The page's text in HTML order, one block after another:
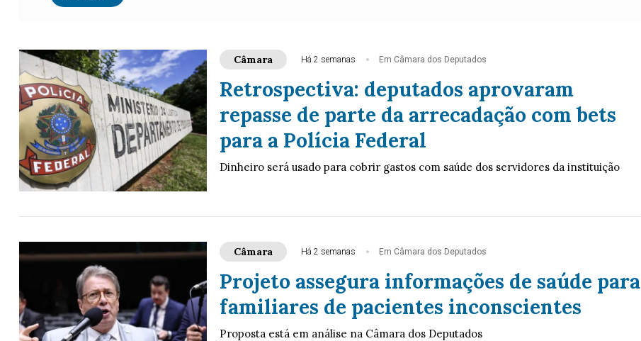
Câmara Há 2 semanas Em Câmara dos Deputados
Retrospectiva: deputados aprovaram
repasse de parte da arrecadação com bets
para a Polícia Federal
Dinheiro será usado para cobrir gastos com saúde dos servidores da instituição
Câmara Há 2 semanas Em Câmara dos Deputados
Projeto assegura informações de saúde para
familiares de pacientes inconscientes
Proposta está em análise na Câmara dos Deputados